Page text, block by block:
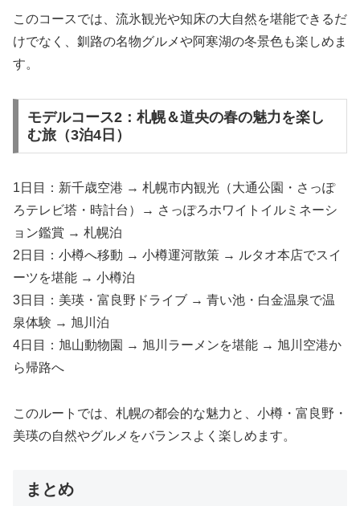
このコースでは、流氷観光や知床の大自然を堪能できるだ
けでなく、釧路の名物グルメや阿寒湖の冬景色も楽しめま
す。
モデルコース2：札幌＆道央の春の魅力を楽し
む旅（3泊4日）
1日目：新千歳空港 → 札幌市内観光（大通公園・さっぽ
ろテレビ塔・時計台）→ さっぽろホワイトイルミネーシ
ョン鑑賞 → 札幌泊
2日目：小樽へ移動 → 小樽運河散策 → ルタオ本店でスイ
ーツを堪能 → 小樽泊
3日目：美瑛・富良野ドライブ → 青い池・白金温泉で温
泉体験 → 旭川泊
4日目：旭山動物園 → 旭川ラーメンを堪能 → 旭川空港か
ら帰路へ
このルートでは、札幌の都会的な魅力と、小樽・富良野・
美瑛の自然やグルメをバランスよく楽しめます。
まとめ